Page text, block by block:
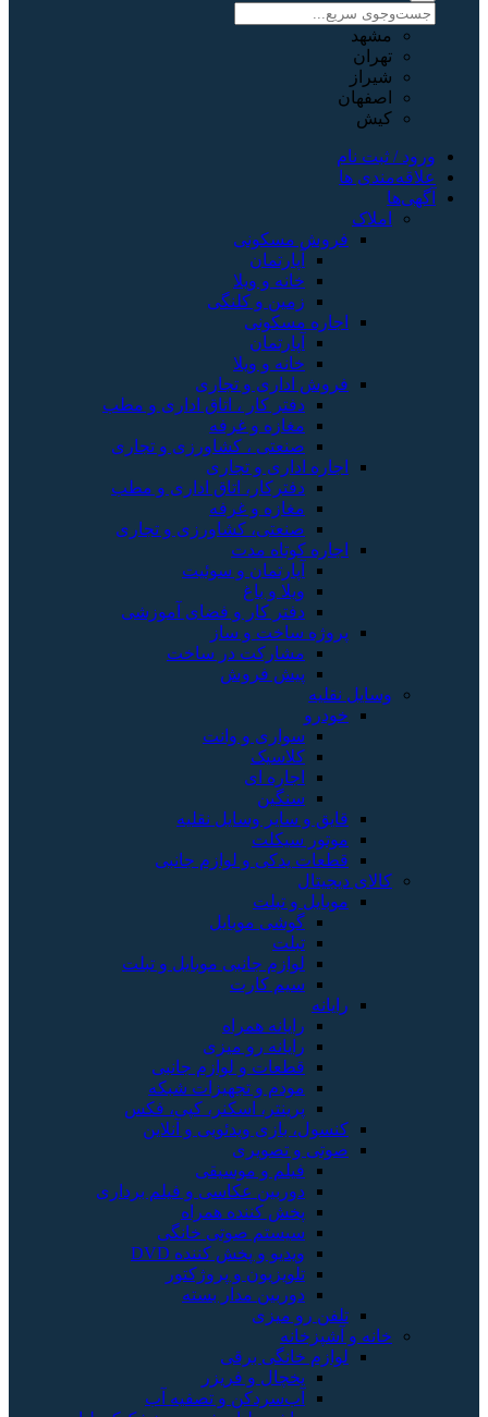
مشهد
تهران
شیراز
اصفهان
کیش
ورود / ثبت نام
علاقه‌مندی ها
آگهی‌ها
املاک
فروش مسکونی
آپارتمان
خانه و ویلا
زمین و کلنگی
اجاره مسکونی
آپارتمان
خانه و ویلا
فروش اداری و تجاری
دفتر کار ، اتاق اداری و مطب
مغازه و غرفه
صنعتی ، کشاورزی و تجاری
اجاره اداری و تجاری
دفترکار، اتاق اداری و مطب
مغازه و غرفه
صنعتی، کشاورزی و تجاری
اجاره کوتاه مدت
آپارتمان و سوئیت
ویلا و باغ
دفتر کار و فضای آموزشی
پروژه ساخت و ساز
مشارکت در ساخت
پیش فروش
وسایل نقلیه
خودرو
سواری و وانت
کلاسیک
اجاره ای
سنگین
قایق و سایر وسایل نقلیه
موتور سیکلت
قطعات یدکی و لوازم جانبی
کالای دیجیتال
موبایل و تبلت
گوشی موبایل
تبلت
لوازم جانبی موبایل و تبلت
سیم کارت
رایانه
رایانه همراه
رایانه رو میزی
قطعات و لوازم جانبی
مودم و تجهیزات شبکه
پرینتر، اسکنر، کپی، فکس
کنسول، بازی‌ ویدئویی و آنلاین
صوتی و تصویری
فیلم و موسیقی
دوربین عکاسی و فیلم برداری
پخش کننده همراه
سیستم صوتی خانگی
ویدیو و پخش کننده DVD
تلویزیون و پروژکتور
دوربین مدار بسته
تلفن رو میزی
خانه و آشپزخانه
لوازم خانگی برقی
یخچال و فریزر
آب‌سردکن و تصفیه آب